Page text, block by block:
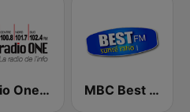
Radio One R1 MBC Best FM